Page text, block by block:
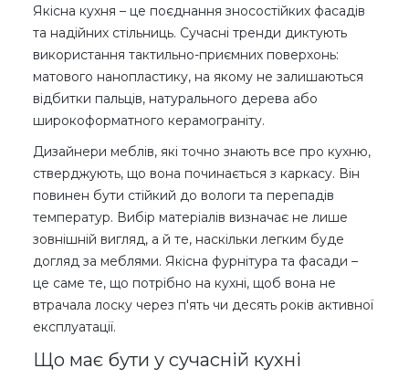
Якісна кухня – це поєднання зносостійких фасадів
та надійних стільниць. Сучасні тренди диктують
використання тактильно-приємних поверхонь:
матового нанопластику, на якому не залишаються
відбитки пальців, натурального дерева або
широкоформатного керамограніту.
Дизайнери меблів, які точно знають все про кухню,
стверджують, що вона починається з каркасу. Він
повинен бути стійкий до вологи та перепадів
температур. Вибір матеріалів визначає не лише
зовнішній вигляд, а й те, наскільки легким буде
догляд за меблями. Якісна фурнітура та фасади –
це саме те, що потрібно на кухні, щоб вона не
втрачала лоску через п'ять чи десять років активної
експлуатації.
Що має бути у сучасній кухні